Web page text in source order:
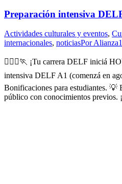
Preparación intensiva
Actividades culturales y eventos,
internacionales, noticiasPorAlianza
🏃🏻‍♀️🏃 ¡Tu carrera DELF iniciá
intensiva DELF A1 (comenzá en
Bonificaciones para estudiantes. 💡
público con conocimientos previos.